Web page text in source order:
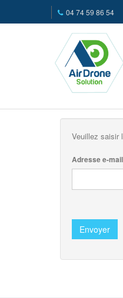
04 74 59 86 54
Veuillez saisir
Adresse e-mail
Envoyer